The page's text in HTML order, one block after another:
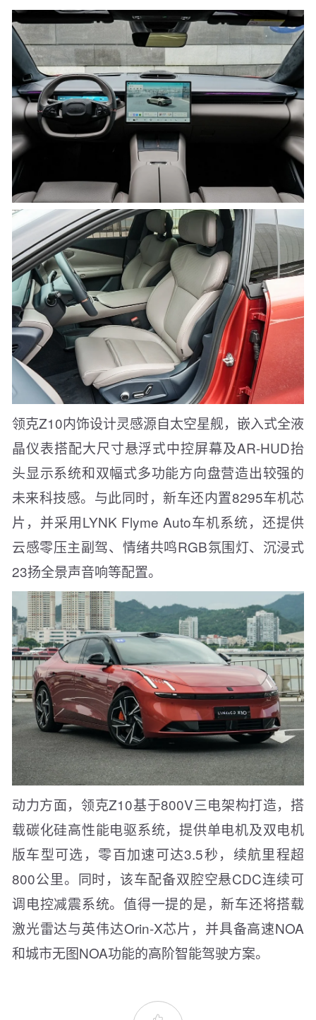
领克Z10内饰设计灵感源自太空星舰，嵌入式全液
晶仪表搭配大尺寸悬浮式中控屏幕及AR-HUD抬
头显示系统和双幅式多功能方向盘营造出较强的
未来科技感。与此同时，新车还内置8295车机芯
片，并采用LYNK Flyme Auto车机系统，还提供
云感零压主副驾、情绪共鸣RGB氛围灯、沉浸式
23扬全景声音响等配置。
动力方面，领克Z10基于800V三电架构打造，搭
载碳化硅高性能电驱系统，提供单电机及双电机
版车型可选，零百加速可达3.5秒，续航里程超
800公里。同时，该车配备双腔空悬CDC连续可
调电控减震系统。值得一提的是，新车还将搭载
激光雷达与英伟达Orin-X芯片，并具备高速NOA
和城市无图NOA功能的高阶智能驾驶方案。